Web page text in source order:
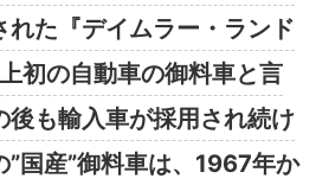
れた『デイムラー・ランド
初の自動車の御料車と言
後も輸入車が採用され続け
国産”御料車は、1967年か